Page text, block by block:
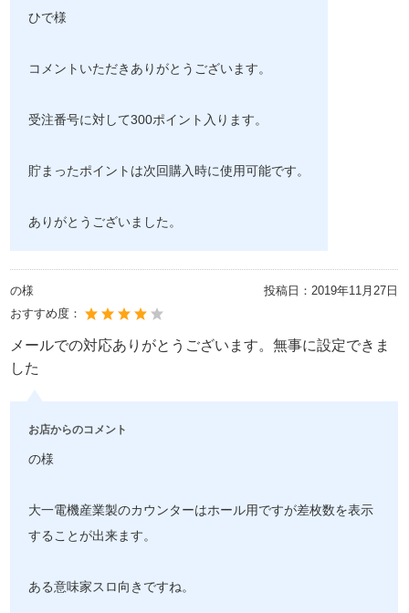
ひで様
コメントいただきありがとうございます。
受注番号に対して300ポイント入ります。
貯まったポイントは次回購入時に使用可能です。
ありがとうございました。
の様 投稿日：2019年11月27日
おすすめ度：
メールでの対応ありがとうございます。無事に設定できま
した
お店からのコメント
の様
大一電機産業製のカウンターはホール用ですが差枚数を表示
することが出来ます。
ある意味家スロ向きですね。